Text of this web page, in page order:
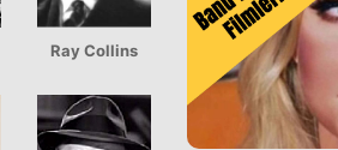
Ray Collins